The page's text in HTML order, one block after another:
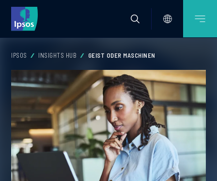
IPSOS INSIGHTS HUB GEIST ODER MASCHINEN